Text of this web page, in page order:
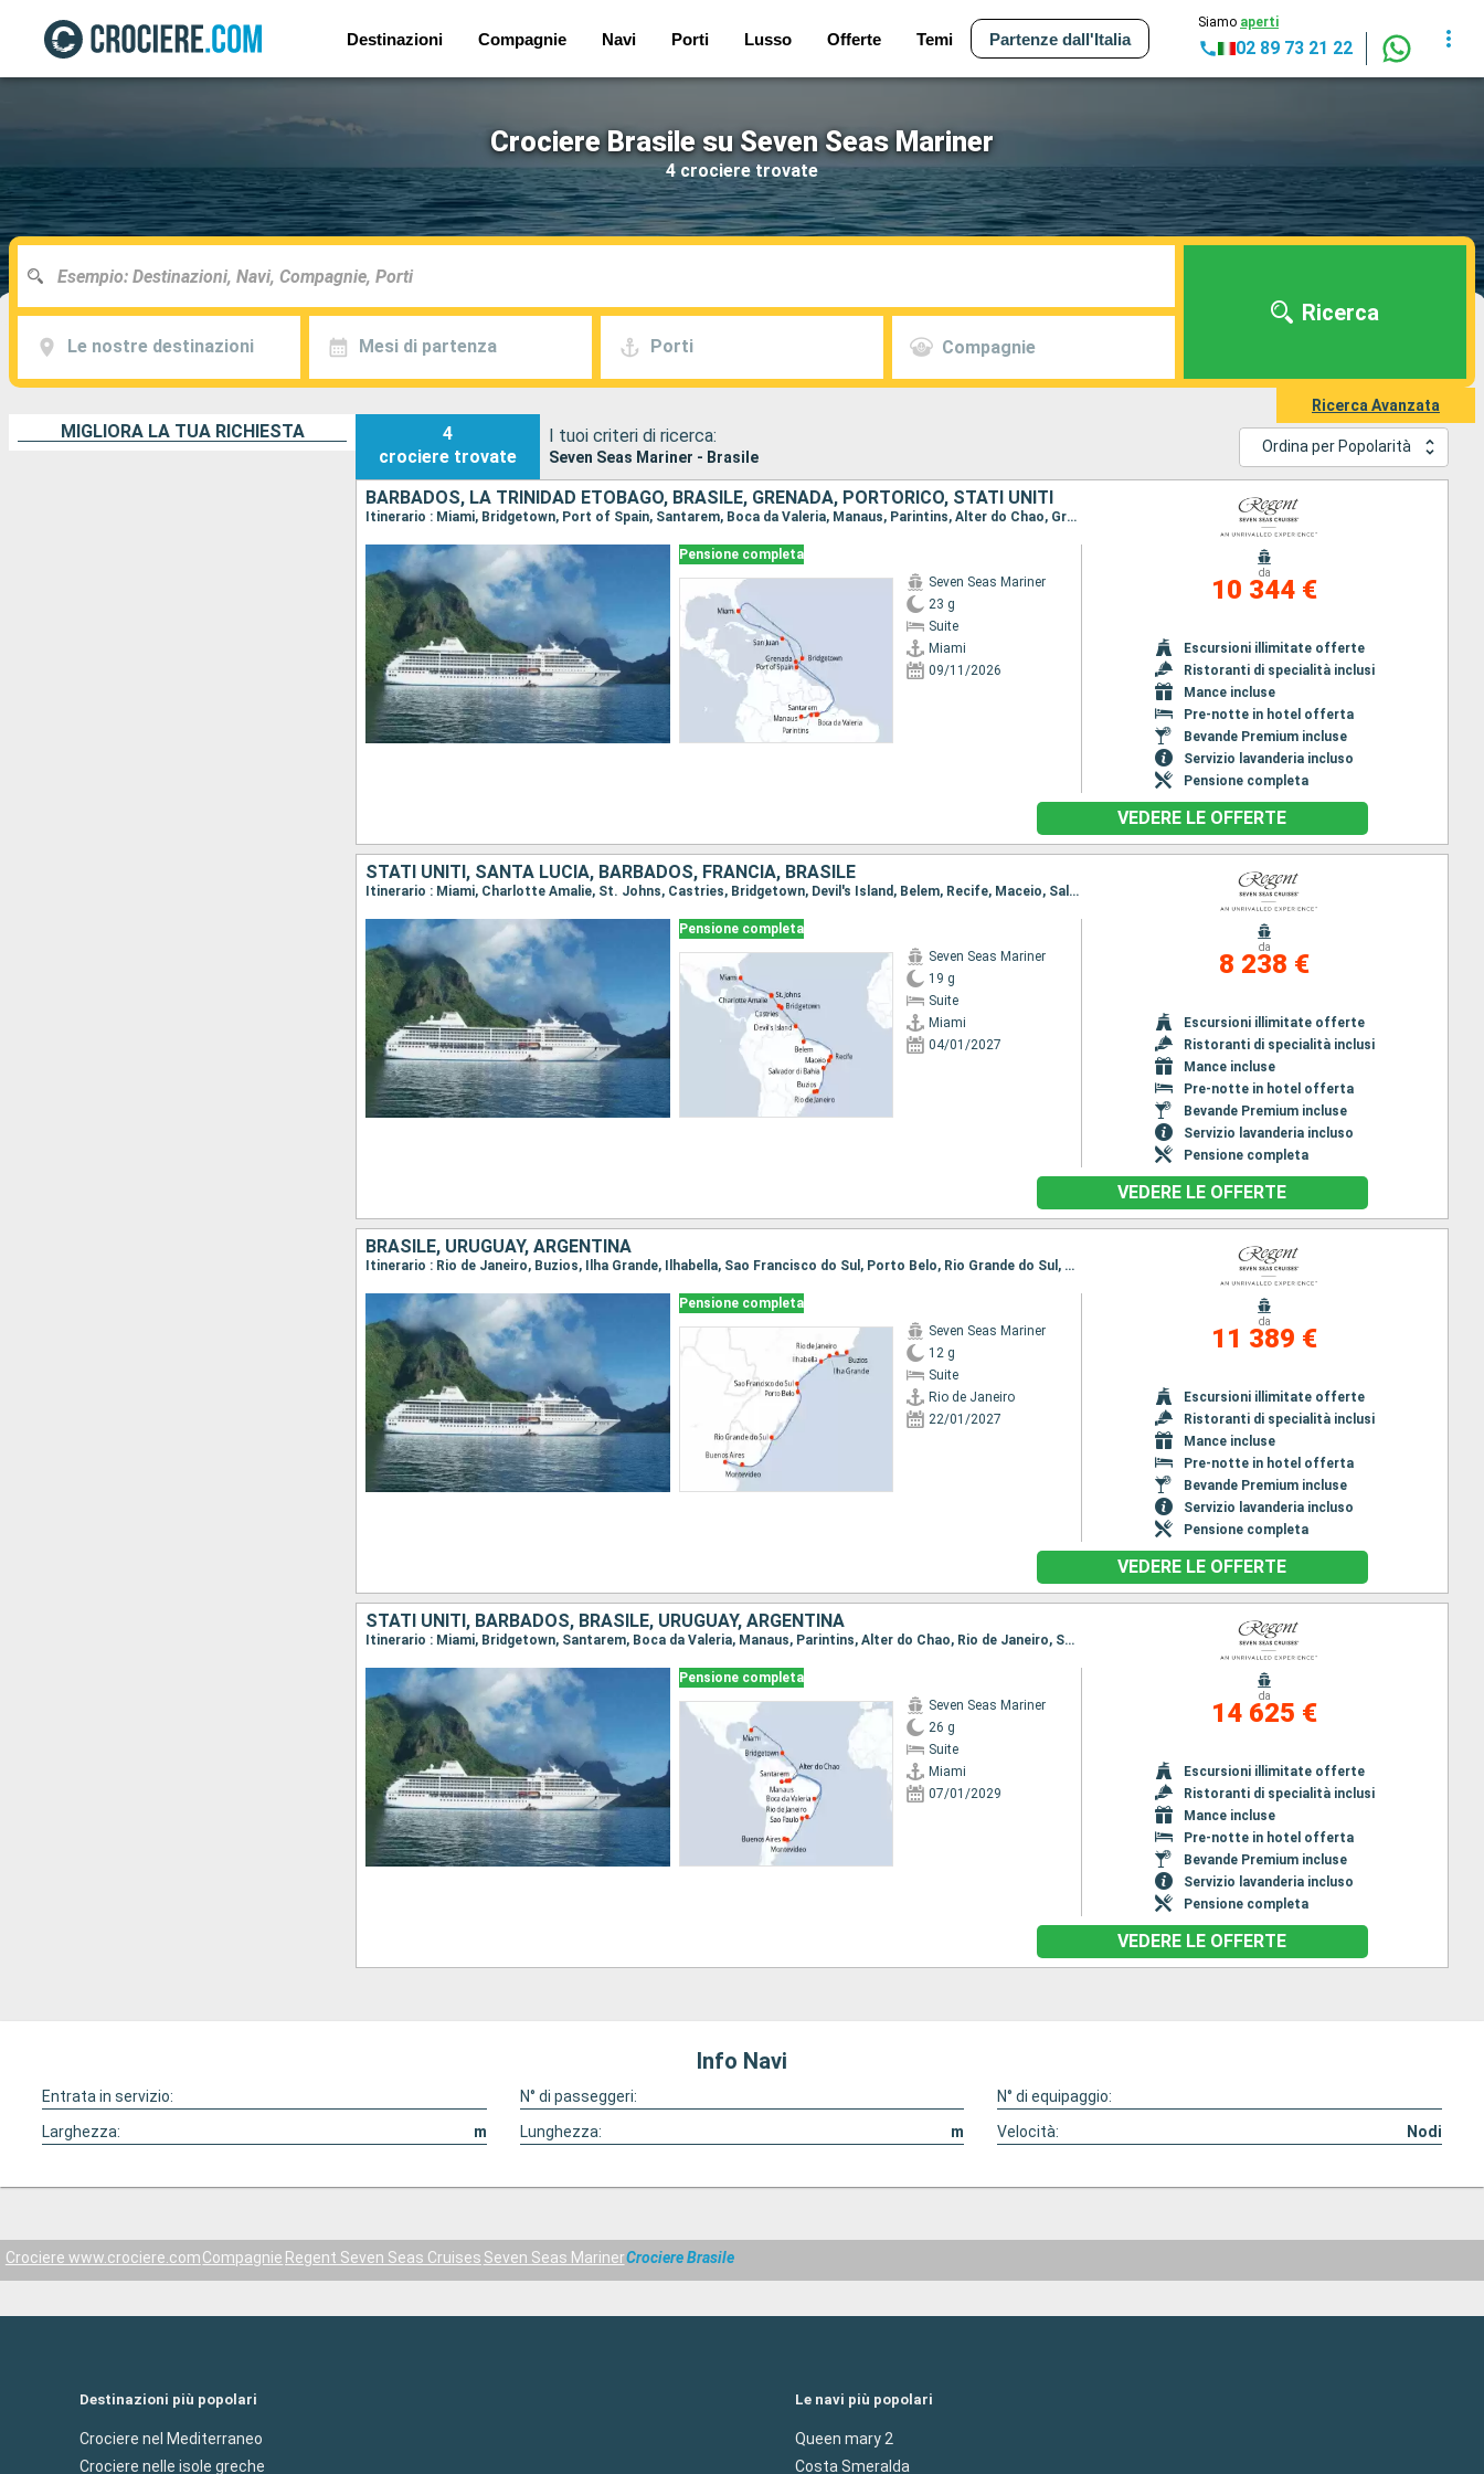
Destinazioni Compagnie Navi Porti Lusso Offerte Temi Partenze dall'Italia
Siamo aperti
02 89 73 21 22
Crociere Brasile su Seven Seas Mariner
4 crociere trovate
Le nostre destinazioni Mesi di partenza Porti Compagnie
Ricerca
Ricerca Avanzata
MIGLIORA LA TUA RICHIESTA
4
crociere trovate
I tuoi criteri di ricerca:
Seven Seas Mariner - Brasile
Ordina per Popolarità
BARBADOS, LA TRINIDAD ETOBAGO, BRASILE, GRENADA, PORTORICO, STATI UNITI
Itinerario : Miami, Bridgetown, Port of Spain, Santarem, Boca da Valeria, Manaus, Parintins, Alter do Chao, Grenada, San Juan, Miami
Pensione completa
Seven Seas Mariner
23 g
Suite
Miami
09/11/2026
da
10 344 €
Escursioni illimitate offerte
Ristoranti di specialità inclusi
Mance incluse
Pre-notte in hotel offerta
Bevande Premium incluse
Servizio lavanderia incluso
Pensione completa
VEDERE LE OFFERTE
STATI UNITI, SANTA LUCIA, BARBADOS, FRANCIA, BRASILE
Itinerario : Miami, Charlotte Amalie, St. Johns, Castries, Bridgetown, Devil's Island, Belem, Recife, Maceio, Salvador di Bahia, Buzios, Rio de Janeiro
Pensione completa
Seven Seas Mariner
19 g
Suite
Miami
04/01/2027
da
8 238 €
Escursioni illimitate offerte
Ristoranti di specialità inclusi
Mance incluse
Pre-notte in hotel offerta
Bevande Premium incluse
Servizio lavanderia incluso
Pensione completa
VEDERE LE OFFERTE
BRASILE, URUGUAY, ARGENTINA
Itinerario : Rio de Janeiro, Buzios, Ilha Grande, Ilhabella, Sao Francisco do Sul, Porto Belo, Rio Grande do Sul, Montevideo, Buenos Aires
Pensione completa
Seven Seas Mariner
12 g
Suite
Rio de Janeiro
22/01/2027
da
11 389 €
Escursioni illimitate offerte
Ristoranti di specialità inclusi
Mance incluse
Pre-notte in hotel offerta
Bevande Premium incluse
Servizio lavanderia incluso
Pensione completa
VEDERE LE OFFERTE
STATI UNITI, BARBADOS, BRASILE, URUGUAY, ARGENTINA
Itinerario : Miami, Bridgetown, Santarem, Boca da Valeria, Manaus, Parintins, Alter do Chao, Rio de Janeiro, Sao Paulo, Montevideo, Buenos Aires
Pensione completa
Seven Seas Mariner
26 g
Suite
Miami
07/01/2029
da
14 625 €
Escursioni illimitate offerte
Ristoranti di specialità inclusi
Mance incluse
Pre-notte in hotel offerta
Bevande Premium incluse
Servizio lavanderia incluso
Pensione completa
VEDERE LE OFFERTE
Info Navi
Entrata in servizio: N° di passeggeri:
N° di equipaggio:
Larghezza:
m Lunghezza: m Velocità: Nodi
Crociere www.crociere.comCompagnie Regent Seven Seas Cruises Seven Seas MarinerCrociere Brasile
Destinazioni più popolari
Crociere nel Mediterraneo
Crociere nelle isole greche
Le navi più popolari
Queen mary 2
Costa Smeralda